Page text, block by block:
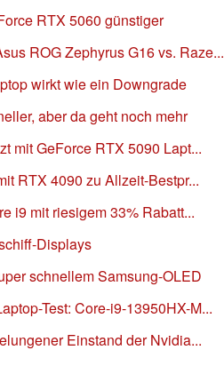
RTX 5060 günstiger
ROG Zephyrus G16 vs. Raze...
wirkt wie ein Downgrade
aber da geht noch mehr
mit GeForce RTX 5090 Lapt...
RTX 4090 zu Allzeit-Bestpr...
i9 mit riesigem 33% Rabatt...
Displays
schnellem Samsung-OLED
Test: Core-i9-13950HX-M...
Einstand der Nvidia...